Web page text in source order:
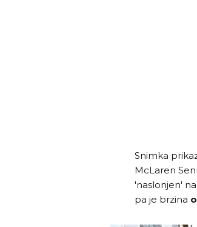
Snimka
McLaren
'naslonjen'
pa je brzina